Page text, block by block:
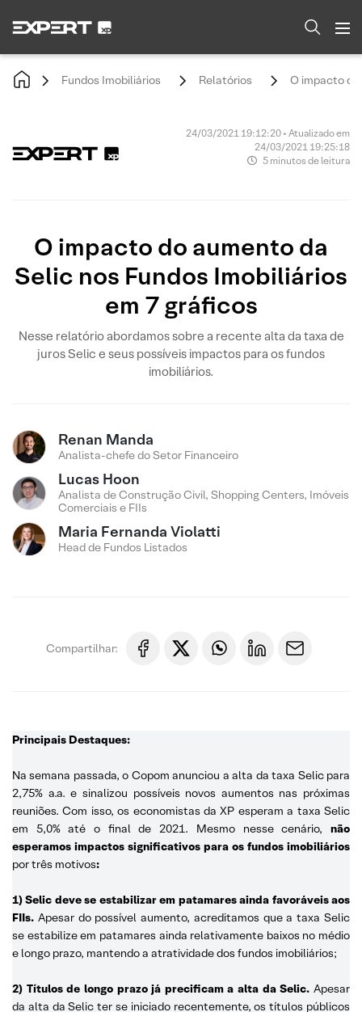
Fundos Imobiliários Relatórios O impacto
24/03/2021 19:12:20 • Atualizado em
24/03/2021 19:25:18
5 minutos de leitura
O impacto do aumento da
Selic nos Fundos Imobiliários
em 7 gráficos
Nesse relatório abordamos sobre a recente alta da taxa de
juros Selic e seus possíveis impactos para os fundos
imobiliários.
Renan Manda
Analista-chefe do Setor Financeiro
Lucas Hoon
Analista de Construção Civil, Shopping Centers, Imóveis
Comerciais e FIIs
Maria Fernanda Violatti
Head de Fundos Listados
Compartilhar:
Principais Destaques:
Na semana passada, o Copom anunciou a alta da taxa Selic para
2,75% a.a. e sinalizou possíveis novos aumentos nas próximas
reuniões. Com isso, os economistas da XP esperam a taxa Selic
em 5,0% até o final de 2021. Mesmo nesse cenário, não
esperamos impactos significativos para os fundos imobiliários
por três motivos:
1) Selic deve se estabilizar em patamares ainda favoráveis aos
FIIs. Apesar do possível aumento, acreditamos que a taxa Selic
se estabilize em patamares ainda relativamente baixos no médio
e longo prazo, mantendo a atratividade dos fundos imobiliários;
2) Títulos de longo prazo já precificam a alta da Selic. Apesar
da alta da Selic ter se iniciado recentemente, os títulos públicos